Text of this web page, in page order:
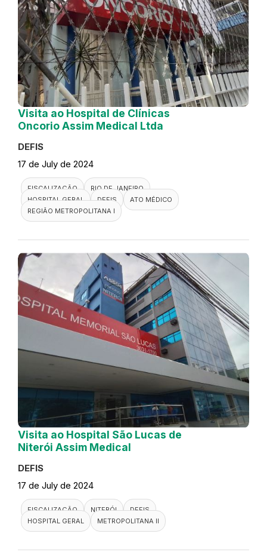
Visita ao Hospital de Clínicas
Oncorio Assim Medical Ltda
DEFIS
17 de July de 2024
FISCALIZAÇÃO
RIO DE JANEIRO
HOSPITAL GERAL
DEFIS
ATO MÉDICO
REGIÃO METROPOLITANA I
Visita ao Hospital São Lucas de
Niterói Assim Medical
DEFIS
17 de July de 2024
FISCALIZAÇÃO NITERÓI
DEFIS
HOSPITAL GERAL
METROPOLITANA II